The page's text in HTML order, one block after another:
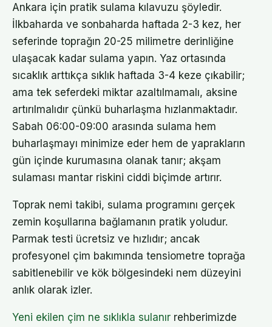
Ankara için pratik sulama kılavuzu şöyledir.
İlkbaharda ve sonbaharda haftada 2-3 kez, her
seferinde toprağın 20-25 milimetre derinliğine
ulaşacak kadar sulama yapın. Yaz ortasında
sıcaklık arttıkça sıklık haftada 3-4 keze çıkabilir;
ama tek seferdeki miktar azaltılmamalı, aksine
artırılmalıdır çünkü buharlaşma hızlanmaktadır.
Sabah 06:00-09:00 arasında sulama hem
buharlaşmayı minimize eder hem de yaprakların
gün içinde kurumasına olanak tanır; akşam
sulaması mantar riskini ciddi biçimde artırır.
Toprak nemi takibi, sulama programını gerçek
zemin koşullarına bağlamanın pratik yoludur.
Parmak testi ücretsiz ve hızlıdır; ancak
profesyonel çim bakımında tensiometre toprağa
sabitlenebilir ve kök bölgesindeki nem düzeyini
anlık olarak izler.
Yeni ekilen çim ne sıklıkla sulanır rehberimizde